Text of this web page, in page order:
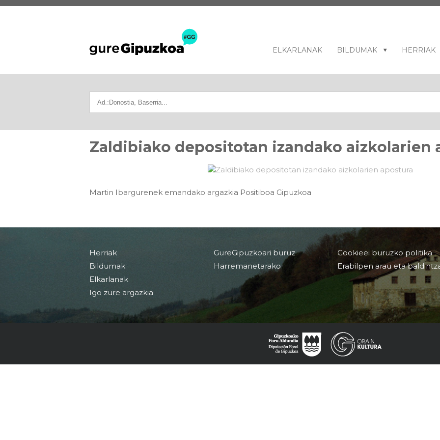
ELKARLANAK BILDUMAK HERRIAK
Zaldibiako depositotan izandako aizkolarien
Martin Ibargurenek emandako argazkia Positiboa Gipuzkoa
Herriak
Bildumak
Elkarlanak
Igo zure argazkia
GureGipuzkoari buruz
Harremanetarako
Cookieei buruzko politika
Erabilpen arau eta